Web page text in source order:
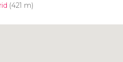
(421 m)